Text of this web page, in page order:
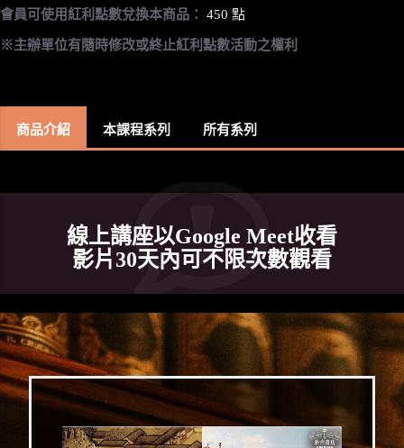
會員可使用紅利點數兌換本商品： 450 點
※主辦單位有隨時修改或終止紅利點數活動之權利
商品介紹 本課程系列 所有系列
線上講座以Google Meet收看
影片30天內可不限次數觀看